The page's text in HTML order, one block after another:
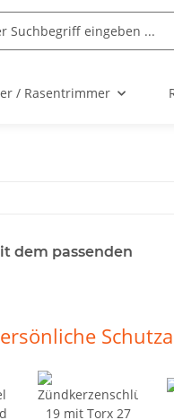
/ Rasentrimmer
dem passenden